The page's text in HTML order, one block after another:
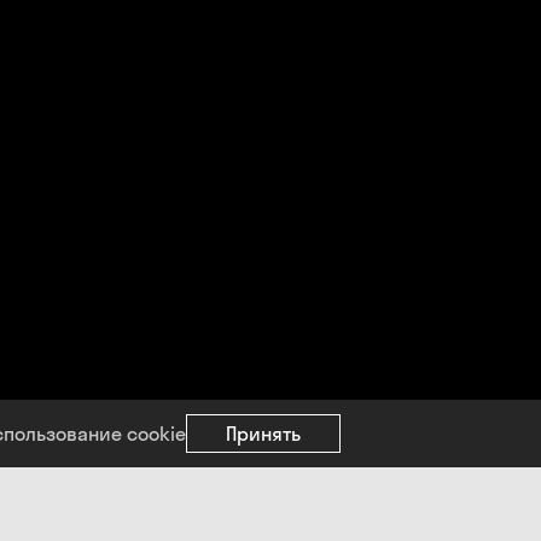
cookie Принять